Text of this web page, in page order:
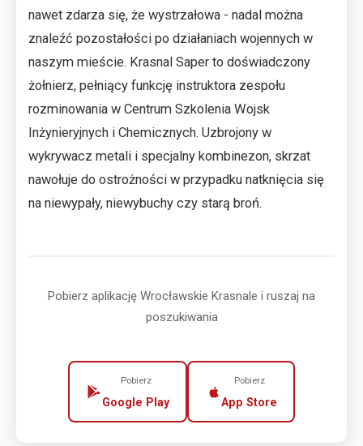
nawet zdarza się, że wystrzałowa - nadal można
znaleźć pozostałości po działaniach wojennych w
naszym mieście. Krasnal Saper to doświadczony
żołnierz, pełniący funkcję instruktora zespołu
rozminowania w Centrum Szkolenia Wojsk
Inżynieryjnych i Chemicznych. Uzbrojony w
wykrywacz metali i specjalny kombinezon, skrzat
nawołuje do ostrożności w przypadku natknięcia się
na niewypały, niewybuchy czy starą broń.
Pobierz aplikację Wrocławskie Krasnale i ruszaj na
poszukiwania
Pobierz
Google Play
Pobierz
App Store